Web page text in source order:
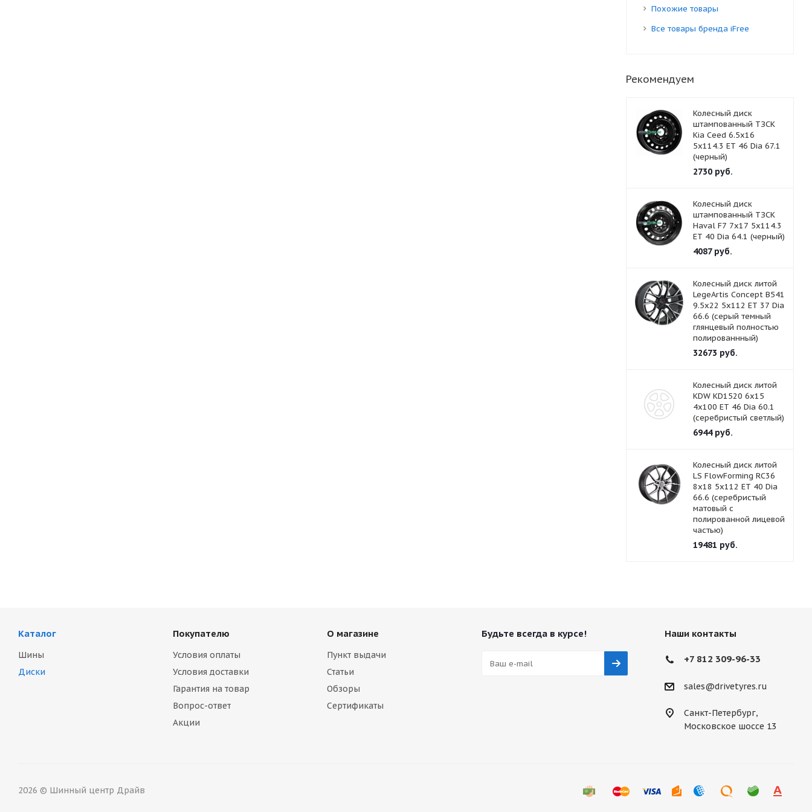
Похожие товары
Все товары бренда iFree
Рекомендуем
Колесный диск
штампованный ТЗСК
Kia Ceed 6.5x16
5x114.3 ET 46 Dia 67.1
(черный)
2730руб.
Колесный диск
штампованный ТЗСК
Haval F7 7x17 5x114.3
ET 40 Dia 64.1 (черный)
4087руб.
Колесный диск литой
LegeArtis Concept B541
9.5x22 5x112 ET 37 Dia
66.6 (серый темный
глянцевый полностью
полированнный)
32673 руб.
Колесный диск литой
KDW KD1520 6x15
4x100 ET 46 Dia 60.1
(серебристый светлый)
6944руб.
Колесный диск литой
LS FlowForming RC36
8x18 5x112 ET 40 Dia
66.6 (серебристый
матовый с
полированной лицевой
частью)
19481 руб.
Каталог
Шины
Диски
Покупателю
Условия оплаты
Условия доставки
Гарантия на товар
Вопрос-ответ
Акции
О магазине
Пункт выдачи
Статьи
Обзоры
Сертификаты
Будьте всегда в курсе! Наши контакты
+7 812 309-96-33
sales@drivetyres.ru
Санкт-Петербург,
Московское шоссе 13
2026 © Шинный центр Драйв